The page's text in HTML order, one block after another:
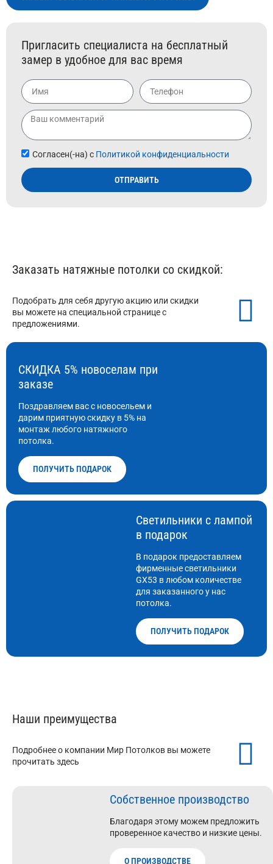
Пригласить специалиста на бесплатный
замер в удобное для вас время
Согласен(-на) с Политикой конфиденциальности
ОТПРАВИТЬ
Заказать натяжные потолки со скидкой:
Подобрать для себя другую акцию или скидки
вы можете на специальной странице с
предложениями.
СКИДКА 5% новоселам при
заказе
Поздравляем вас с новосельем и
дарим приятную скидку в 5% на
монтаж любого натяжного
потолка.
ПОЛУЧИТЬ ПОДАРОК
Светильники с лампой
в подарок
В подарок предоставляем
фирменные светильники
GX53 в любом количестве
для заказанного у нас
потолка.
ПОЛУЧИТЬ ПОДАРОК
Наши преимущества
Подробнее о компании Мир Потолков вы можете
прочитать здесь
Собственное производство
Благодаря этому можем предложить
проверенное качество и низкие цены.
О ПРОИЗВОДСТВЕ